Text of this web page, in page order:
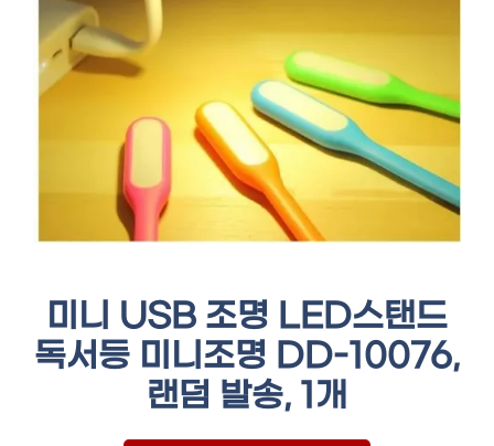
미니 USB 조명 LED스탠드
독서등 미니조명 DD-10076,
랜덤 발송, 1개